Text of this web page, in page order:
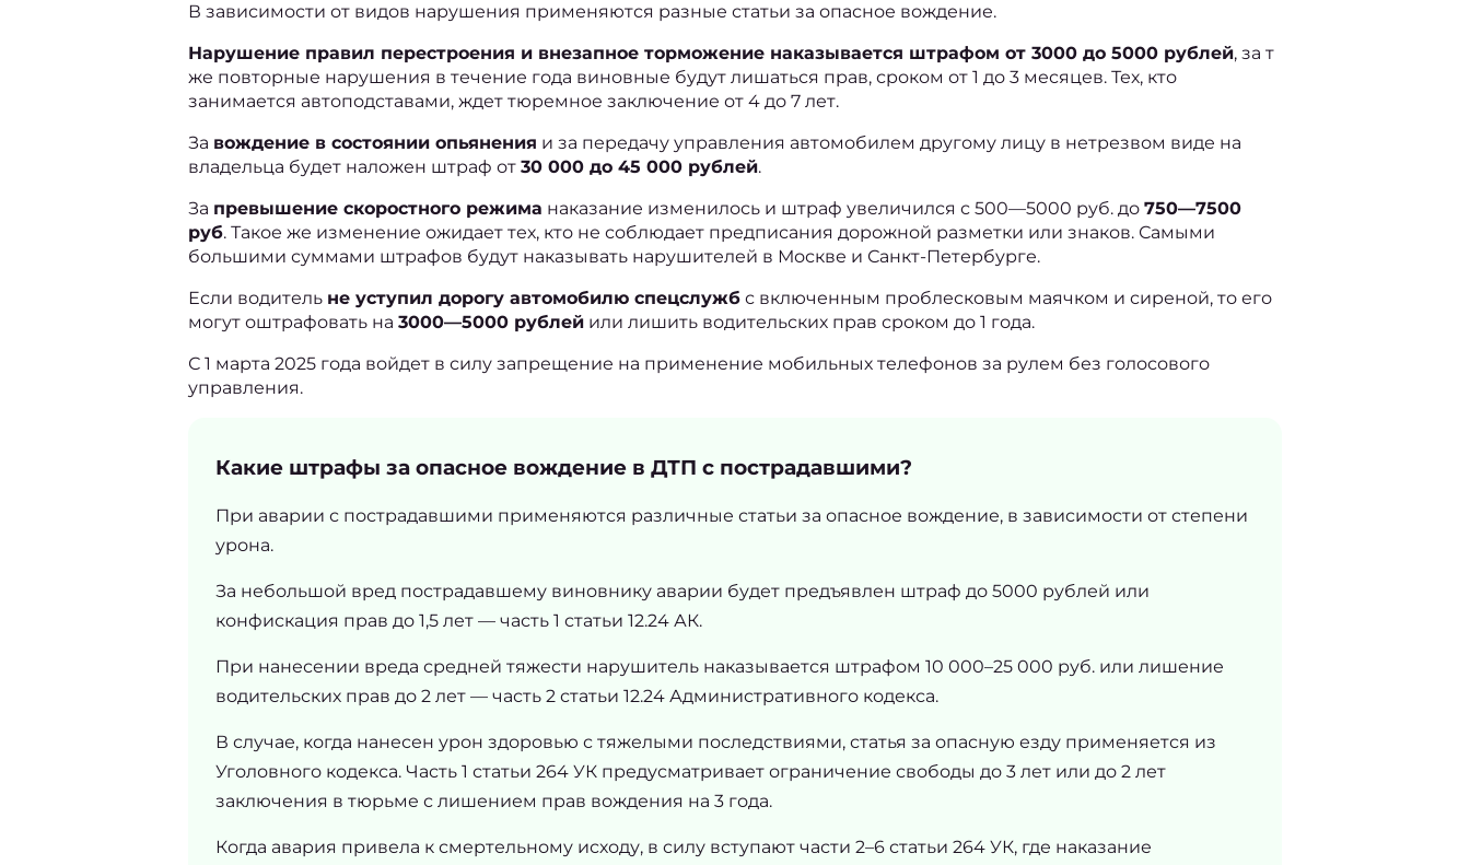
В зависимости от видов нарушения применяются разные статьи за опасное вождение.
Нарушение правил перестроения и внезапное торможение наказывается штрафом от 3000 до 5000 рублей, за т
же повторные нарушения в течение года виновные будут лишаться прав, сроком от 1 до 3 месяцев. Тех, кто
занимается автоподставами, ждет тюремное заключение от 4 до 7 лет.
За вождение в состоянии опьянения и за передачу управления автомобилем другому лицу в нетрезвом виде на
владельца будет наложен штраф от 30 000 до 45 000 рублей.
За превышение скоростного режима наказание изменилось и штраф увеличился с 500—5000 руб. до 750—7500
руб. Такое же изменение ожидает тех, кто не соблюдает предписания дорожной разметки или знаков. Самыми
большими суммами штрафов будут наказывать нарушителей в Москве и Санкт-Петербурге.
Если водитель не уступил дорогу автомобилю спецслужб с включенным проблесковым маячком и сиреной, то его
могут оштрафовать на 3000—5000 рублей или лишить водительских прав сроком до 1 года.
С 1 марта 2025 года войдет в силу запрещение на применение мобильных телефонов за рулем без голосового
управления.
Какие штрафы за опасное вождение в ДТП с пострадавшими?
При аварии с пострадавшими применяются различные статьи за опасное вождение, в зависимости от степени
урона.
За небольшой вред пострадавшему виновнику аварии будет предъявлен штраф до 5000 рублей или
конфискация прав до 1,5 лет — часть 1 статьи 12.24 АК.
При нанесении вреда средней тяжести нарушитель наказывается штрафом 10 000–25 000 руб. или лишение
водительских прав до 2 лет — часть 2 статьи 12.24 Административного кодекса.
В случае, когда нанесен урон здоровью с тяжелыми последствиями, статья за опасную езду применяется из
Уголовного кодекса. Часть 1 статьи 264 УК предусматривает ограничение свободы до 3 лет или до 2 лет
заключения в тюрьме с лишением прав вождения на 3 года.
Когда авария привела к смертельному исходу, в силу вступают части 2–6 статьи 264 УК, где наказание